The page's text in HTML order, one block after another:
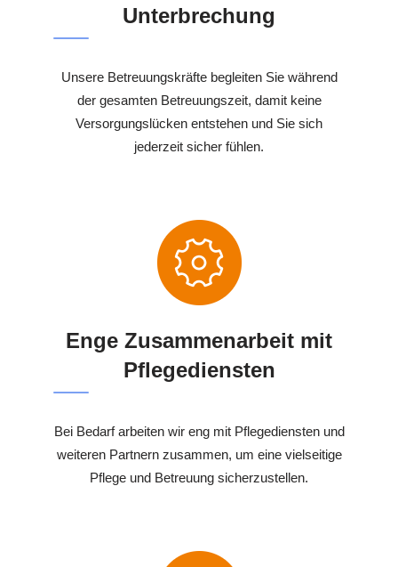
Unterbrechung
Unsere Betreuungskräfte begleiten Sie während
der gesamten Betreuungszeit, damit keine
Versorgungslücken entstehen und Sie sich
jederzeit sicher fühlen.
Enge Zusammenarbeit mit
Pflegediensten
Bei Bedarf arbeiten wir eng mit Pflegediensten und
weiteren Partnern zusammen, um eine vielseitige
Pflege und Betreuung sicherzustellen.